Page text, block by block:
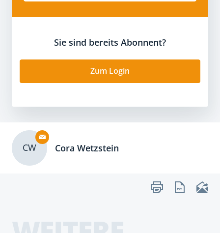
Sie sind bereits Abonnent?
Zum Login
CW Cora Wetzstein